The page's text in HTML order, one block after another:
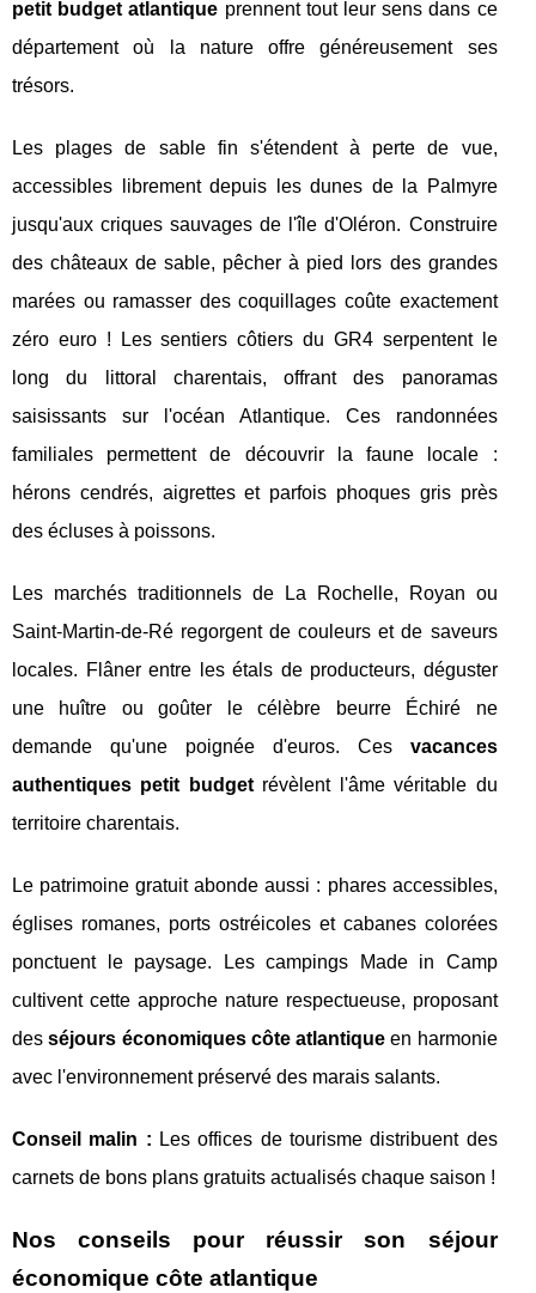
petit budget atlantique prennent tout leur sens dans ce
département où la nature offre généreusement ses
trésors.
Les plages de sable fin s'étendent à perte de vue,
accessibles librement depuis les dunes de la Palmyre
jusqu'aux criques sauvages de l'île d'Oléron. Construire
des châteaux de sable, pêcher à pied lors des grandes
marées ou ramasser des coquillages coûte exactement
zéro euro ! Les sentiers côtiers du GR4 serpentent le
long du littoral charentais, offrant des panoramas
saisissants sur l'océan Atlantique. Ces randonnées
familiales permettent de découvrir la faune locale :
hérons cendrés, aigrettes et parfois phoques gris près
des écluses à poissons.
Les marchés traditionnels de La Rochelle, Royan ou
Saint-Martin-de-Ré regorgent de couleurs et de saveurs
locales. Flâner entre les étals de producteurs, déguster
une huître ou goûter le célèbre beurre Échiré ne
demande qu'une poignée d'euros. Ces vacances
authentiques petit budgetrévèlent l'âme véritable du
territoire charentais.
Le patrimoine gratuit abonde aussi : phares accessibles,
églises romanes, ports ostréicoles et cabanes colorées
ponctuent le paysage. Les campings Made in Camp
cultivent cette approche nature respectueuse, proposant
desséjours économiques côte atlantique en harmonie
avec l'environnement préservé des marais salants.
Conseil malin : Les offices de tourisme distribuent des
carnets de bons plans gratuits actualisés chaque saison !
Nos conseils pour réussir son séjour
économique côte atlantique